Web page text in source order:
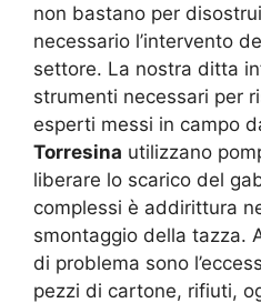
non bastano per
necessario l’intervento
settore. La nostra ditta
strumenti necessari per
esperti messi in campo
Torresina utilizzano
liberare lo scarico del
complessi è addirittura
smontaggio della tazza.
di problema sono
pezzi di cartone, rifiuti,